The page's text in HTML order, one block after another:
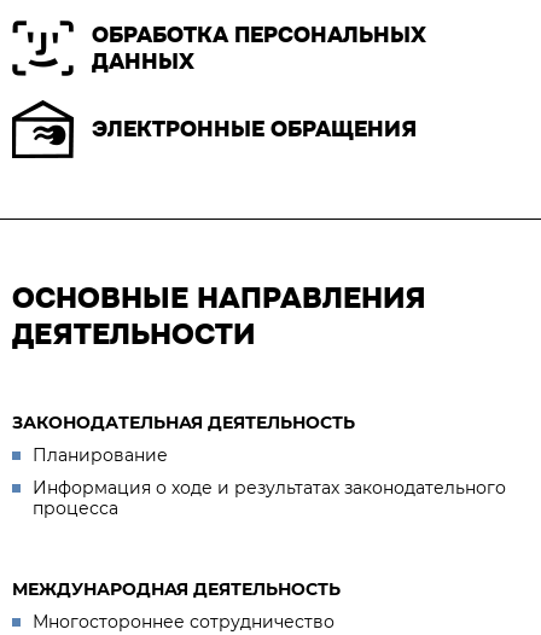
ОБРАБОТКА ПЕРСОНАЛЬНЫХ
ДАННЫХ
ЭЛЕКТРОННЫЕ ОБРАЩЕНИЯ
ОСНОВНЫЕ НАПРАВЛЕНИЯ
ДЕЯТЕЛЬНОСТИ
ЗАКОНОДАТЕЛЬНАЯ ДЕЯТЕЛЬНОСТЬ
Планирование
Информация о ходе и результатах законодательного
процесса
МЕЖДУНАРОДНАЯ ДЕЯТЕЛЬНОСТЬ
Многостороннее сотрудничество